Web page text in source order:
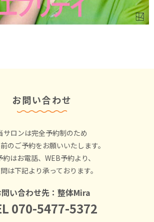
お問い合わせ
サロンは完全予約制のため
のご予約をお願いいたします。
約はお電話、WEB予約より、
は下記より承っております。
い合わせ先：整体Mira
070-5477-5372